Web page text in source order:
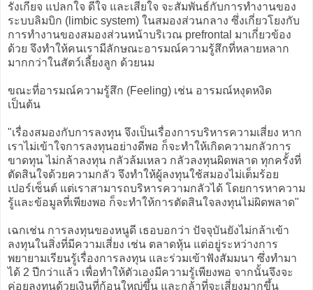
รังเกียจ แปลกใจ ดีใจ และเสียใจ จะสัมพันธ์กับการทำงานของ
ระบบลิมบิก (limbic system) ในสมองส่วนกลาง ซึ่งเกี่ยวโยงกับ
การทำงานของสมองส่วนหน้าบริเวณ prefrontal มาเกี่ยวข้อง
ด้วย จึงทำให้คนเรามีลักษณะอารมณ์ความรู้สึกที่หลายหลาก
มากกว่าในสัตว์เลี้ยงลูก ด้วยนม
ขณะที่อารมณ์ความรู้สึก (Feeling) เช่น อารมณ์หงุดหงิด
เป็นต้น
"เรื่องสมองกับการลงทุน จึงเป็นเรื่องการบริหารความเสี่ยง หาก
เราไม่เข้าใจการลงทุนอย่างดีพอ ก็จะทำให้เกิดความกลัวการ
ขาดทุน ไม่กล้าลงทุน กลัวล้มเหลว กลัวลงทุนผิดพลาด ทุกครั้งที่
ตัดสินใจด้วยความกลัว จึงทำให้ผู้ลงทุนใช้สมองไม่เต็มร้อย
เปอร์เซ็นต์ แต่เราสามารถบริหารความกลัวได้ โดยการหาความ
รู้และข้อมูลที่เพียงพอ ก็จะทำให้การตัดสินใจลงทุนไม่ผิดพลาด"
เฉกเช่น การลงทุนของหนูดี เธอบอกว่า ปัจจุบันยังไม่กล้าเข้า
ลงทุนในสิ่งที่มีความเสี่ยง เช่น ตลาดหุ้น แต่อยู่ระหว่างการ
พยายามเรียนรู้เรื่องการลงทุน และร่วมเข้าฟังสัมมนา ซึ่งทำมา
ได้ 2 ปีกว่าแล้ว เพื่อทำให้ตัวเองมีความรู้เพียงพอ จากนั้นจึงจะ
ค่อยลงทุนด้วยเงินที่ก้อนใหญ่ขึ้น และกล้าที่จะเสี่ยงมากขึ้น